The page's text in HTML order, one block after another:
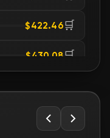
$422.46🛒
$430.08🛒
$477.29 🛒